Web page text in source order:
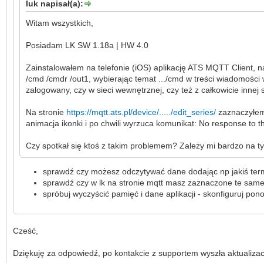
luk napisał(a):
Witam wszystkich,
Posiadam LK SW 1.18a | HW 4.0
Zainstalowałem na telefonie (iOS) aplikację ATS MQTT Client,
/cmd /cmdr /out1, wybierając temat .../cmd w treści wiadomości
zalogowany, czy w sieci wewnętrznej, czy też z całkowicie innej
Na stronie https://mqtt.ats.pl/device/...../edit_series/
animacja ikonki i po chwili wyrzuca komunikat: No response to
Czy spotkał się ktoś z takim problemem? Zależy mi bardzo na
sprawdź czy możesz odczytywać dane dodając np jakiś
sprawdź czy w lk na stronie mqtt masz zaznaczone te
spróbuj wyczyścić pamięć i dane aplikacji - skonfiguruj
Cześć,
Dziękuję za odpowiedź, po kontakcie z supportem wyszła